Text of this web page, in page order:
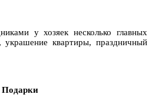
у хозяек несколько главных
украшение квартиры, праздничный
Подарки